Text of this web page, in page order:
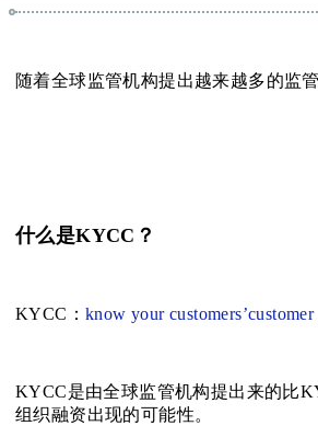
随着全球监管机构提出越来越多的监管
什么是KYCC？
KYCC： know your
KYCC是由全球监管机构提出来的比
组织融资出现的可能性。